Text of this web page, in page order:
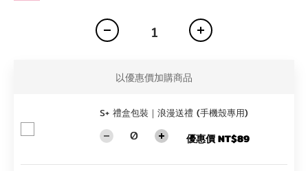
以優惠價加購商品
S+ 禮盒包裝｜浪漫送禮 (手機殼專用)
優惠價 NT$89